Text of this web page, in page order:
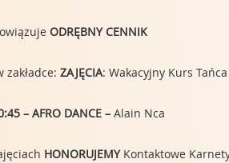
ODRĘBNY CENNIK
zakładce: ZAJĘCIA: Wakacyjny Kurs
– AFRO DANCE – Alain Nca
HONORUJEMYKontaktowe